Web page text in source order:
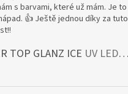
s barvami, které už mám. Je to
👍 Ještě jednou díky za tuto
TOP GLANZ ICE UV LED bezvýpotkový vrchní lesk
sản phẩm là 4 trên 5 sao.